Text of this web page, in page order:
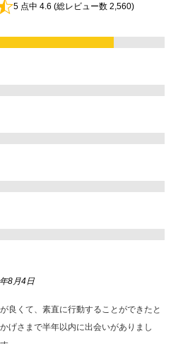
5 点中 4.6 (総レビュー数 2,560)
8月4日
良くて、素直に行動することができたと
げさまで半年以内に出会いがありまし